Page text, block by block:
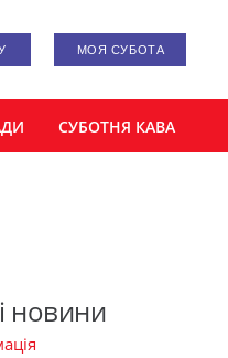
МОЯ СУБОТА
СУБОТНЯ КАВА
новини